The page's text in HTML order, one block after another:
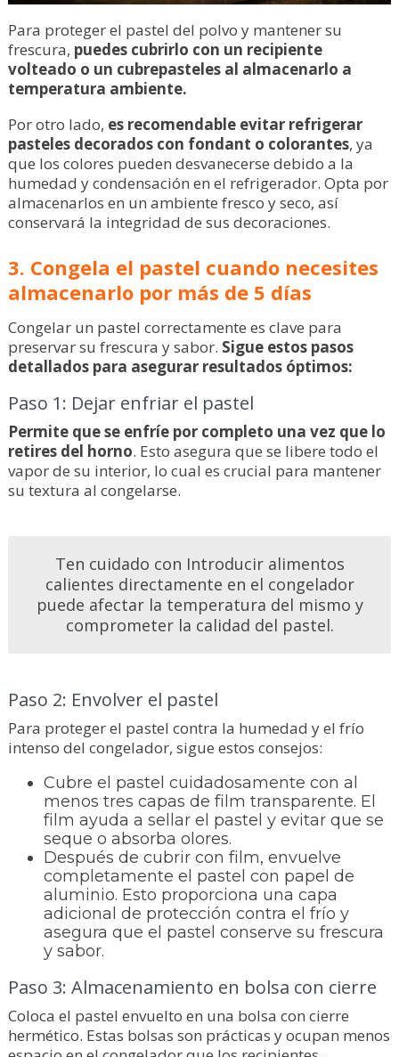
Para proteger el pastel del polvo y mantener su
frescura, puedes cubrirlo con un recipiente
volteado o un cubrepasteles al almacenarlo a
temperatura ambiente.
Por otro lado, es recomendable evitar refrigerar
pasteles decorados con fondant o colorantes, ya
que los colores pueden desvanecerse debido a la
humedad y condensación en el refrigerador. Opta por
almacenarlos en un ambiente fresco y seco, así
conservará la integridad de sus decoraciones.
3. Congela el pastel cuando necesites
almacenarlo por más de 5 días
Congelar un pastel correctamente es clave para
preservar su frescura y sabor. Sigue estos pasos
detallados para asegurar resultados óptimos:
Paso 1: Dejar enfriar el pastel
Permite que se enfríe por completo una vez que lo
retires del horno. Esto asegura que se libere todo el
vapor de su interior, lo cual es crucial para mantener
su textura al congelarse.
Ten cuidado con Introducir alimentos
calientes directamente en el congelador
puede afectar la temperatura del mismo y
comprometer la calidad del pastel.
Paso 2: Envolver el pastel
Para proteger el pastel contra la humedad y el frío
intenso del congelador, sigue estos consejos:
Cubre el pastel cuidadosamente con al
menos tres capas de film transparente. El
film ayuda a sellar el pastel y evitar que se
seque o absorba olores.
Después de cubrir con film, envuelve
completamente el pastel con papel de
aluminio. Esto proporciona una capa
adicional de protección contra el frío y
asegura que el pastel conserve su frescura
y sabor.
Paso 3: Almacenamiento en bolsa con cierre
Coloca el pastel envuelto en una bolsa con cierre
hermético. Estas bolsas son prácticas y ocupan menos